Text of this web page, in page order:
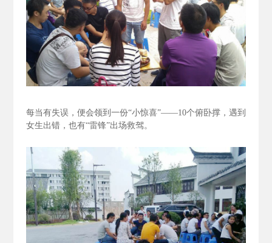
每当有失误，便会领到一份“小惊喜”——10个俯卧撑，遇到
女生出错，也有“雷锋”出场救驾。